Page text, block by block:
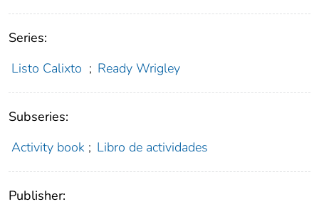
Series:
Listo Calixto ; Ready Wrigley
Subseries:
Activity book ; Libro de actividades
Publisher: